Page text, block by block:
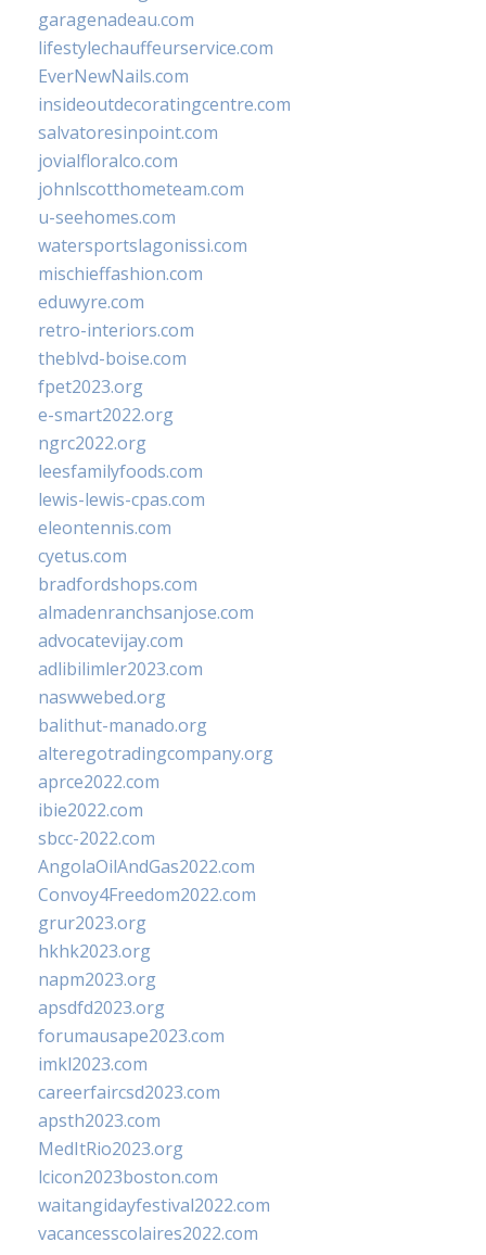
garagenadeau.com
lifestylechauffeurservice.com
EverNewNails.com
insideoutdecoratingcentre.com
salvatoresinpoint.com
jovialfloralco.com
johnlscotthometeam.com
u-seehomes.com
watersportslagonissi.com
mischieffashion.com
eduwyre.com
retro-interiors.com
theblvd-boise.com
fpet2023.org
e-smart2022.org
ngrc2022.org
leesfamilyfoods.com
lewis-lewis-cpas.com
eleontennis.com
cyetus.com
bradfordshops.com
almadenranchsanjose.com
advocatevijay.com
adlibilimler2023.com
naswwebed.org
balithut-manado.org
alteregotradingcompany.org
aprce2022.com
ibie2022.com
sbcc-2022.com
AngolaOilAndGas2022.com
Convoy4Freedom2022.com
grur2023.org
hkhk2023.org
napm2023.org
apsdfd2023.org
forumausape2023.com
imkl2023.com
careerfaircsd2023.com
apsth2023.com
MedItRio2023.org
lcicon2023boston.com
waitangidayfestival2022.com
vacancesscolaires2022.com